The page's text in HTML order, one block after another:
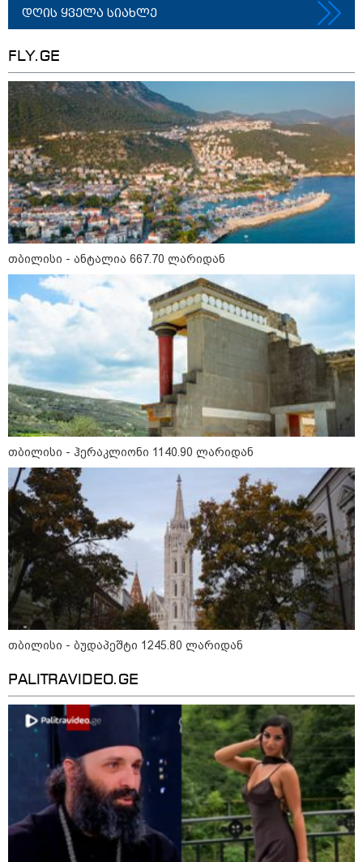
11:58 / 03-08-2026
ოქროსფერი კანი და წვნიანი შიგთავსი: როგორ
მოვამზადოთ სწორად პრემიუმ ხარისხის სოსისი -
რჩევები "შეფმაისტერის" ტექნოლოგისგან
Faceამბები
10:58 / 06-08-2026
"დადგება დრო და თქვენი დღევანდელი
"პოსტაობა" საკუთარ თავთან
შეგარცხვენთ... თქვენი შეცდომა არის
დანაშაულის ტოლფასი" - ეკა კუპატაძე
ნანუკა ჟორჟოლიანს
09:33 / 05-08-2026
დატოვებულ სახლში
არ არის მოხსენიებული" - ანა
ჯაბაური
09:32 / 05-08-2026
"4 დღე უწყლოდ და უპუროდ
გაატარეს, მათ სიცოცხლე
დავუბრუნეთ" - ქართველი
მეზღვაური წერს, რომ 36
მიგრანტი, მათ შორის, ორსული
გოგონა გადაარჩინა
12:20 / 04-08-2026
დღის ყველა სიახლე
FLY.GE
თბილისი - ანტალია 667.70 ლარიდან
თბილისი - ჰერაკლიონი 1140.90 ლარიდან
თბილისი - ბუდაპეშტი 1245.80 ლარიდან
PALITRAVIDEO.GE